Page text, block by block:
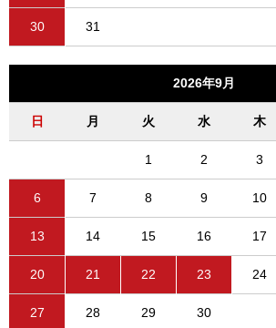
30 31
2026年9月
日 月 火 水 木
1 2 3
6 7 8 9 10
13 14 15 16 17
20 21 22 23 24
27 28 29 30